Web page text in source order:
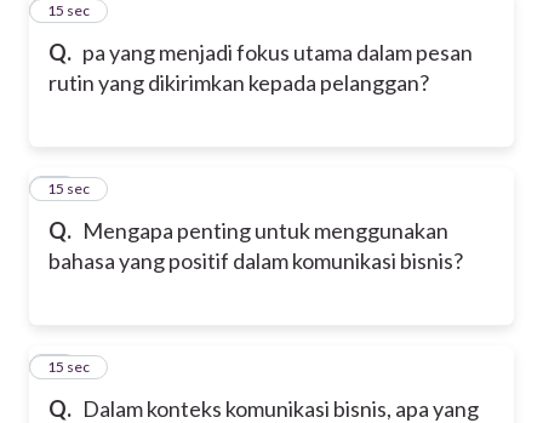
Q. pa yang menjadi fokus utama dalam pesan
rutin yang dikirimkan kepada pelanggan?
16
15 sec
Q. Mengapa penting untuk menggunakan
bahasa yang positif dalam komunikasi bisnis?
17
15 sec
Q. Dalam konteks komunikasi bisnis, apa yang
18
15 sec